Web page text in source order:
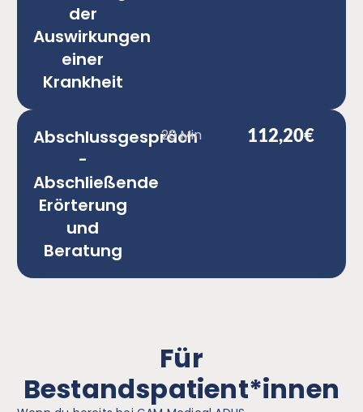
der
Auswirkungen
einer
Krankheit
Abschlussgespräch
-
Abschließende
Erörterung
und
Beratung
20 Min 112,20€
Für
Bestandspatient*innen